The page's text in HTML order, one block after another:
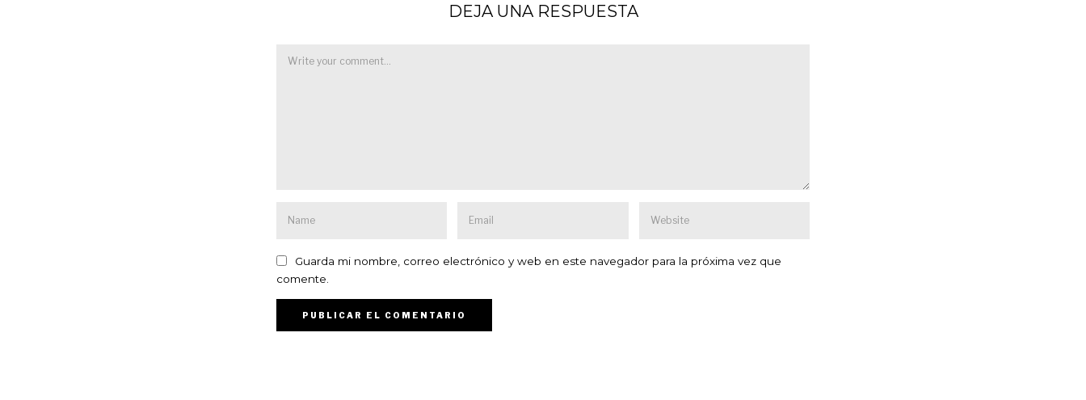
DEJA UNA RESPUESTA
Guarda mi nombre, correo electrónico y web en este navegador para la próxima vez que
comente.